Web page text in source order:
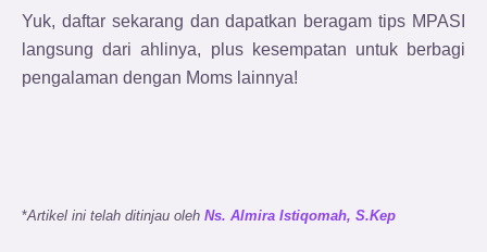
Yuk, daftar sekarang dan dapatkan beragam tips MPASI
langsung dari ahlinya, plus kesempatan untuk berbagi
pengalaman dengan Moms lainnya!
*Artikel ini telah ditinjau oleh Ns. Almira Istiqomah, S.Kep